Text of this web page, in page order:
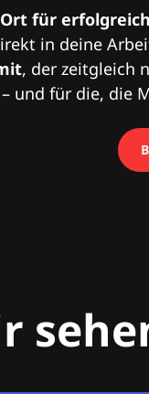
Ort für
in deine
, der zeitgleich
und für die, die